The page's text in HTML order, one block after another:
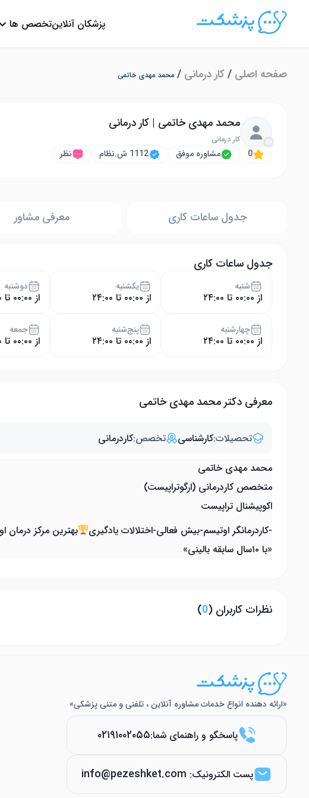
پزشکان آنلاینتخصص ها
صفحه اصلی /کار درمانی / محمد مهدی خاتمی
محمد مهدی خاتمی | کار درمانی
کار درمانی
0 مشاوره موفق 1112 ش.نظام نظر
جدول ساعات کاری معرفی مشاور
جدول ساعات کاری
شنبه
از ۰۰:۰۰ تا ۲۴:۰۰
یکشنبه
از ۰۰:۰۰ تا ۲۴:۰۰
دوشنبه
از ۰۰:۰۰ تا ۲۴:۰۰
چهار‌شنبه
از ۰۰:۰۰ تا ۲۴:۰۰
پنج‌شنبه
از ۰۰:۰۰ تا ۲۴:۰۰
جمعه
از ۰۰:۰۰ تا ۲۴:۰۰
معرفی دکتر محمد مهدی خاتمی
تحصیلات:کارشناسی تخصص:کاردرمانی
محمد مهدی خاتمی
متخصص کاردرمانی (ارگوتراپیست)
اکوپیشنال تراپیست
-کاردرمانگر اوتیسم-بیش فعالی-اختلالات یادگیری
بهترین مرکز درمان
«با ۱۰سال سابقه بالینی»
نظرات کاربران (0
)
«ارائه دهنده انواع خدمات مشاوره آنلاین ، تلفنی و متنی پزشکی»
پاسخگو و راهنمای شما:۰۲۱۹۱۰۰۲۰۵۵
پست الکترونیک: info@pezeshket.com